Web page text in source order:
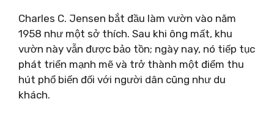
Charles C. Jensen bắt đầu làm vườn vào năm
1958 như một sở thích. Sau khi ông mất, khu
vườn này vẫn được bảo tồn; ngày nay, nó tiếp tục
phát triển mạnh mẽ và trở thành một điểm thu
hút phổ biến đối với người dân cũng như du
khách.